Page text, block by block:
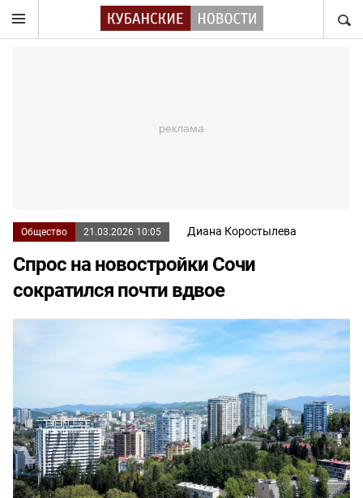
Общество 21.03.2026 10:05 Диана Коростылева
Спрос на новостройки Сочи
сократился почти вдвое